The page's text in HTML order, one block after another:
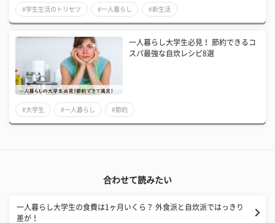
#学生生活のトリセツ #一人暮らし #新生活
一人暮らし大学生必見！ 節約できるコ
スパ最強な自炊レシピ8選
#大学生 #一人暮らし #節約
合わせて読みたい
一人暮らし大学生の食費は1ヶ月いくら？ 外食派と自炊派ではっきり
差が！